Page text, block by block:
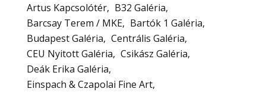
Artus Kapcsolótér
B32 Galéria
Barcsay Terem / MKE
Bartók 1 Galéria
Budapest Galéria
Centrális Galéria
CEU Nyitott Galéria
Csikász Galéria
Deák Erika Galéria
Einspach & Czapolai Fine Art